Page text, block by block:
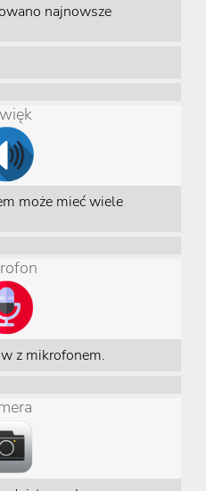
najnowsze
może mieć wiele
z mikrofonem.